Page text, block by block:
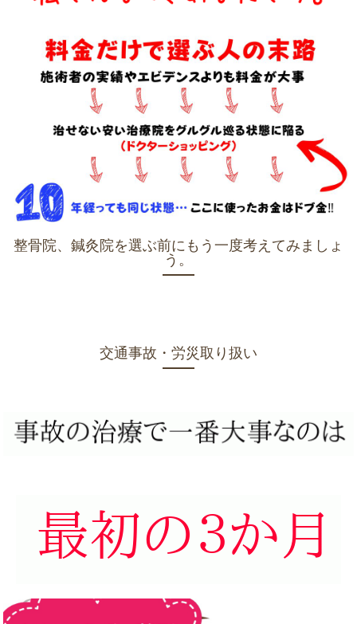
整骨院、鍼灸院を選ぶ前にもう一度考えてみましょ
う。
交通事故・労災取り扱い